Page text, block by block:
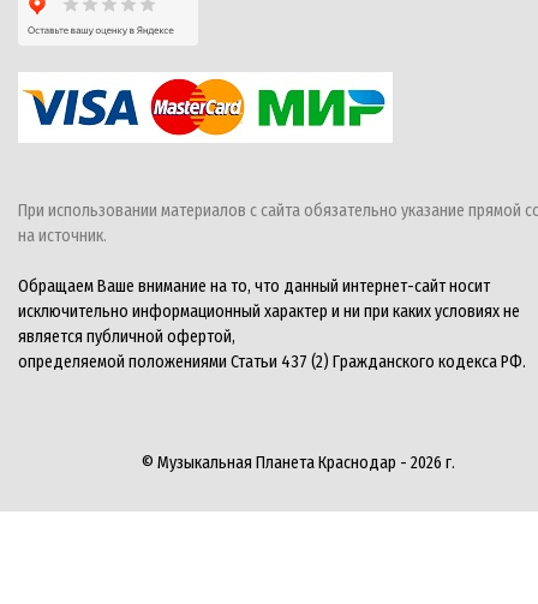
При использовании материалов с сайта обязательно указание прямой
на источник.
Обращаем Ваше внимание на то, что данный интернет-сайт носит
исключительно информационный характер и ни при каких условиях не
является публичной офертой,
определяемой положениями Статьи 437 (2) Гражданского кодекса РФ.
© Музыкальная Планета Краснодар - 2026 г.